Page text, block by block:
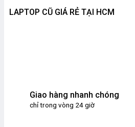
LAPTOP CŨ GIÁ RẺ TẠI HCM
Giao hàng nhanh chóng
chỉ trong vòng 24 giờ